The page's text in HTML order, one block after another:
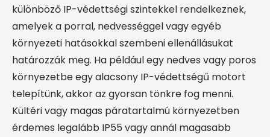
különböző IP-védettségi szintekkel rendelkeznek,
amelyek a porral, nedvességgel vagy egyéb
környezeti hatásokkal szembeni ellenállásukat
határozzák meg. Ha például egy nedves vagy poros
környezetbe egy alacsony IP-védettségű motort
telepítünk, akkor az gyorsan tönkre fog menni.
Kültéri vagy magas páratartalmú környezetben
érdemes legalább IP55 vagy annál magasabb